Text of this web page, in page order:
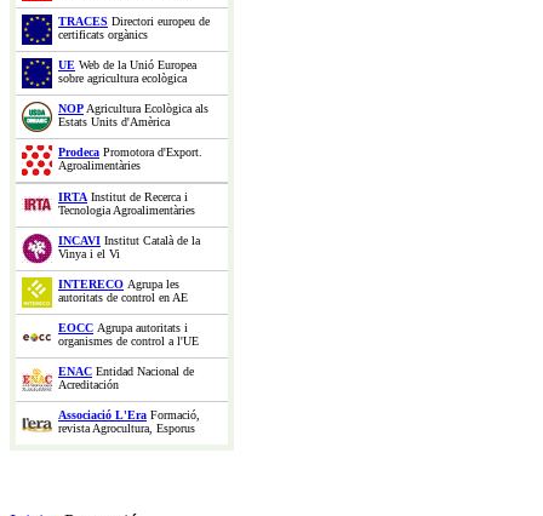
TRACES Directori europeu de
certificats orgànics
UE Web de la Unió Europea
sobre agricultura ecològica
NOPAgricultura Ecològica als
Estats Units d'Amèrica
Prodeca Promotora d'Export.
Agroalimentàries
IRTA Institut de Recerca i
Tecnologia Agroalimentàries
INCAVI Institut Català de la
Vinya i el Vi
INTERECO Agrupa les
autoritats de control en AE
EOCC Agrupa autoritats i
organismes de control a l'UE
ENAC Entidad Nacional de
Acreditación
Associació L'Era Formació,
revista Agrocultura, Esporus